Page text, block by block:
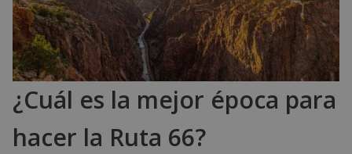
¿Cuál es la mejor época para
hacer la Ruta 66?